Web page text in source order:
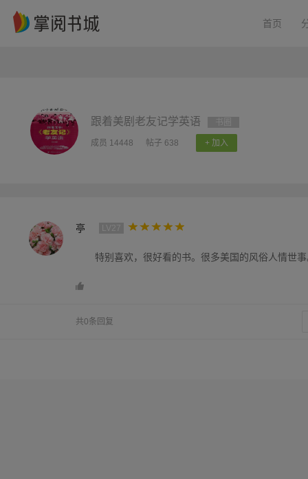
首页
跟着美剧老友记学英语
成员 14448 帖子 638 + 加入
亭
特别喜欢，很好看的书。很多美国的风俗人情世
共0条回复